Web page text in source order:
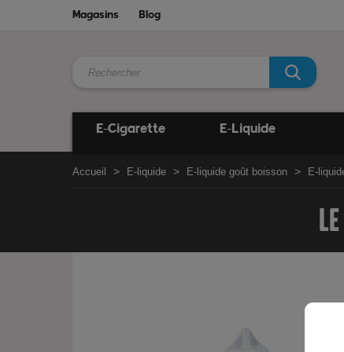
Magasins Blog
E-Cigarette E-Liquide
Accueil E-liquide E-liquide goût boisson E-